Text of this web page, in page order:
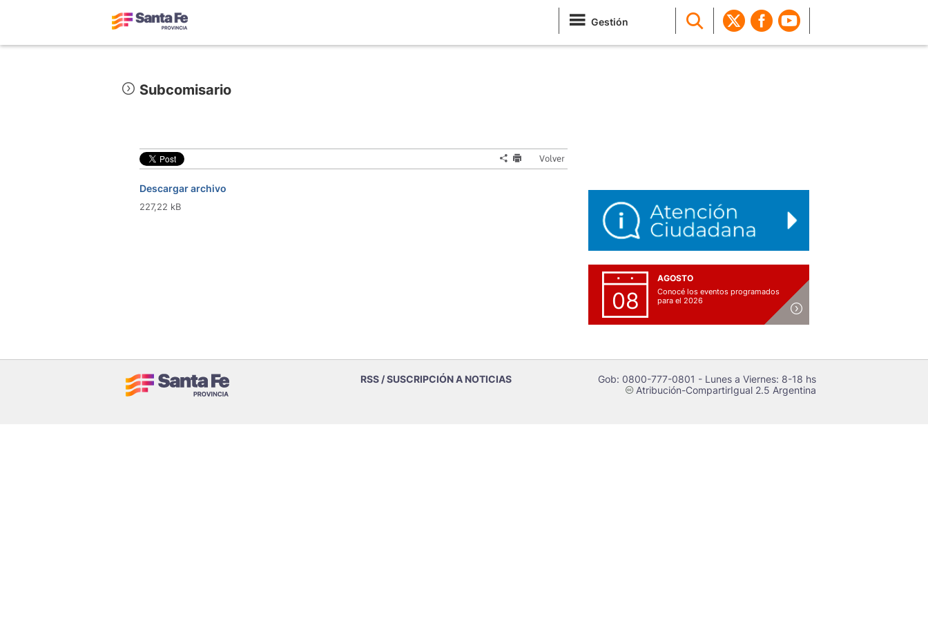
Gestión
Subcomisario
Volver
Descargar archivo
227,22 kB
08
AGOSTO
Conocé los eventos programados
para el 2026
RSS / SUSCRIPCIÓN A NOTICIAS Gob: 0800-777-0801 - Lunes a Viernes: 8-18 hs
cAtribución-CompartirIgual 2.5 Argentina